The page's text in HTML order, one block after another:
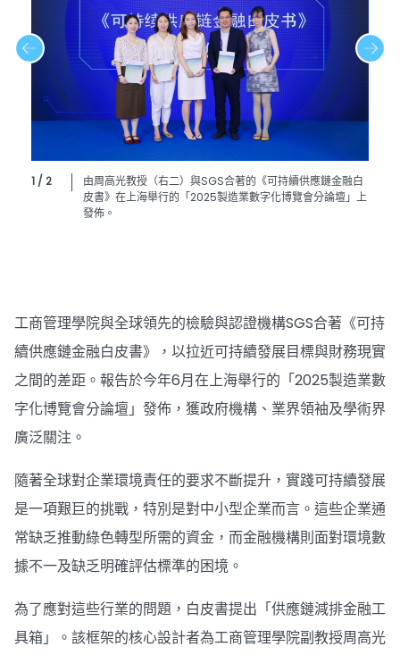
1 / 2
由周高光教授（右二）與SGS合著的《可持續供應鏈金融白
皮書》在上海舉行的「2025製造業數字化博覽會分論壇」上
發佈。
工商管理學院與全球領先的檢驗與認證機構SGS合著《可持
續供應鏈金融白皮書》，以拉近可持續發展目標與財務現實
之間的差距。報告於今年6月在上海舉行的「2025製造業數
字化博覽會分論壇」發佈，獲政府機構、業界領袖及學術界
廣泛關注。
隨著全球對企業環境責任的要求不斷提升，實踐可持續發展
是一項艱巨的挑戰，特別是對中小型企業而言。這些企業通
常缺乏推動綠色轉型所需的資金，而金融機構則面對環境數
據不一及缺乏明確評估標準的困境。
為了應對這些行業的問題，白皮書提出「供應鏈減排金融工
具箱」。該框架的核心設計者為工商管理學院副教授周高光